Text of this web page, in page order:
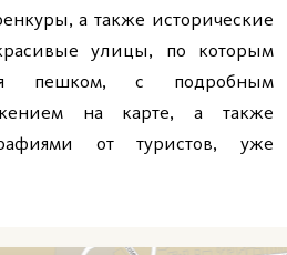
а также исторические
улицы, по которым
пешком, с подробным
на карте, а также
от туристов, уже